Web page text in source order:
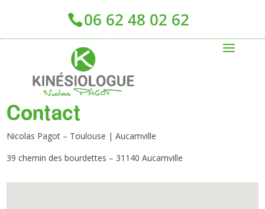
06 62 48 02 62
Contact
Nicolas Pagot – Toulouse | Aucamville
39 chemin des bourdettes – 31140 Aucamville